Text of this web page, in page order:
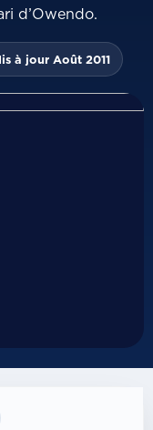
d’Owendo.
à jour Août 2011